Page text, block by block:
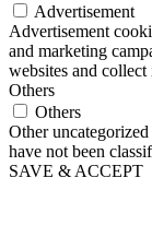
Advertisement
Advertisement
and marketing
websites and
Others
Others
Other
have not been
SAVE & ACCEPT